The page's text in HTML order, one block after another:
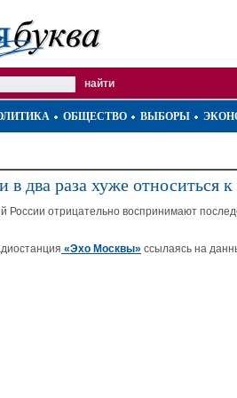
ОБЩЕСТВО ВЫБОРЫ
в два раза хуже относиться
России отрицательно воспринимают
«Эхо Москвы» ссылаясь на